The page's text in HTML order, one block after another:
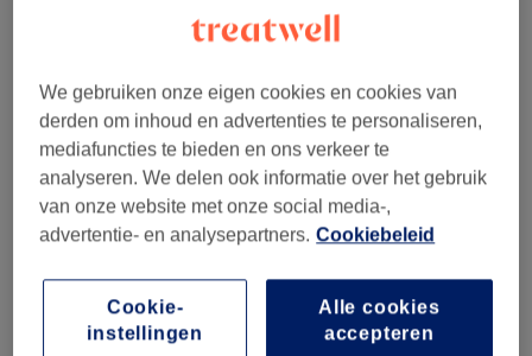
Laat zien op de kaart
Radiofréquence corps( ANTI CELLULITE ET
40 min
Kort overzicht salongegevens
Maandag 11:00
Dinsdag
11:00–19:00
Donderdag
11:00–19:00
Vrijdag
11:00–19:00
Zaterdag
11:00–19:00
We gebruiken onze eigen cookies en cookies van
derden om inhoud en advertenties te personaliseren,
mediafuncties te bieden en ons verkeer te
analyseren. We delen ook informatie over het gebruik
van onze website met onze social media-,
advertentie- en analysepartners. Cookiebeleid
Alle cookies
accepteren
Cookie-
instellingen